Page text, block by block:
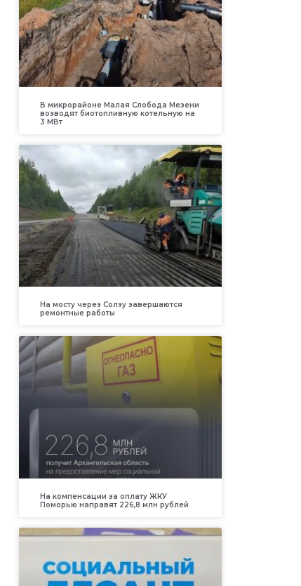
В микрорайоне Малая Слобода Мезени
возводят биотопливную котельную на
3 МВт
На мосту через Солзу завершаются
ремонтные работы
На компенсации за оплату ЖКУ
Поморью направят 226,8 млн рублей